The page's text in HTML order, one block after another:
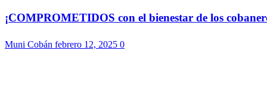
¡COMPROMETIDOS con el bienestar de los
Muni Cobán febrero 12, 2025 0